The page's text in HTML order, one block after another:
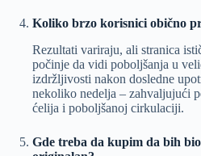
Koliko brzo korisnici obično
Rezultati variraju, ali stranica
počinje da vidi poboljšanja u
izdržljivosti nakon dosledne
nekoliko nedelja – zahvaljujući
ćelija i poboljšanoj cirkulaciji.
Gde treba da kupim da bih